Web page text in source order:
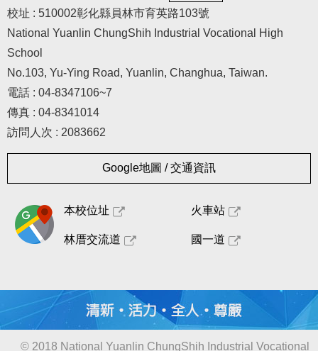
校址 : 510002彰化縣員林市育英路103號
National Yuanlin ChungShih Industrial Vocational High
School
No.103, Yu-Ying Road, Yuanlin, Changhua, Taiwan.
電話 : 04-8347106~7
傳真 : 04-8341014
訪問人次 : 2083662
Google地圖 / 交通資訊
本校位址 火車站
林厝交流道 國一道
© 2018 National Yuanlin ChungShih Industrial Vocational